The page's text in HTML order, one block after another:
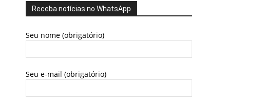
Receba notícias no WhatsApp
Seu nome (obrigatório)
Seu e-mail (obrigatório)